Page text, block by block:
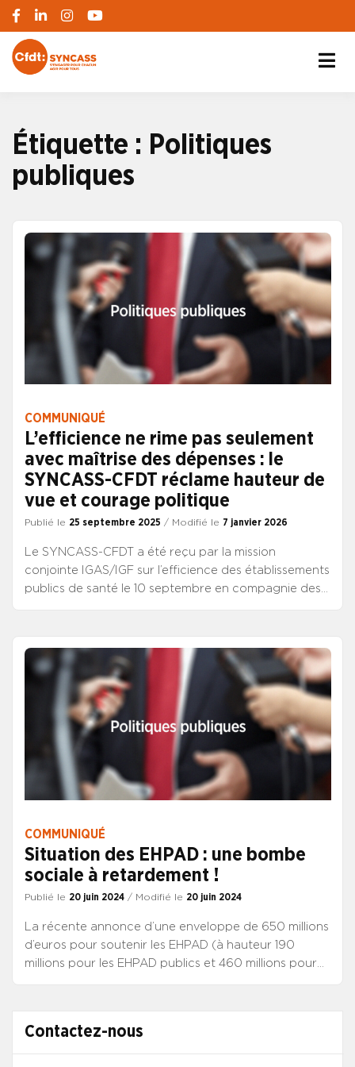
Contactez-nous
Étiquette : Politiques
publiques
COMMUNIQUÉ
L’efficience ne rime pas seulement
avec maîtrise des dépenses : le
SYNCASS-CFDT réclame hauteur de
vue et courage politique
Publié le 25 septembre 2025 / Modifié le 7 janvier 2026
Le SYNCASS-CFDT a été reçu par la mission
conjointe IGAS/IGF sur l’efficience des établissements
publics de santé le 10 septembre en compagnie des
COMMUNIQUÉ
Situation des EHPAD : une bombe
sociale à retardement !
Publié le 20 juin 2024 / Modifié le 20 juin 2024
La récente annonce d’une enveloppe de 650 millions
d’euros pour soutenir les EHPAD (à hauteur 190
millions pour les EHPAD publics et 460 millions pour
de mesures dites d’urgence n’est qu’une nouvelle